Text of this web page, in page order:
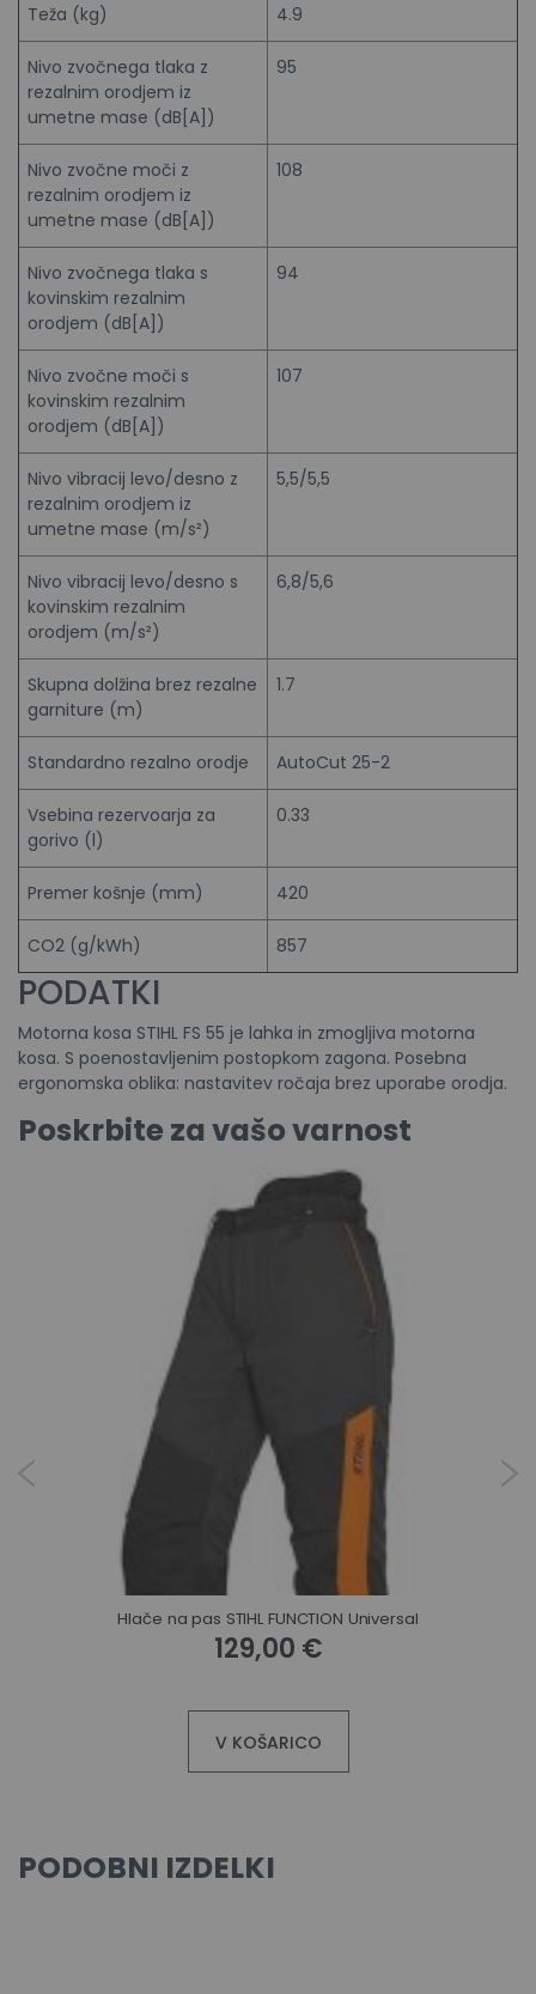
Teža (kg) 4.9
Nivo zvočnega tlaka z
rezalnim orodjem iz
umetne mase (dB[A])
95
Nivo zvočne moči z
rezalnim orodjem iz
umetne mase (dB[A])
108
Nivo zvočnega tlaka s
kovinskim rezalnim
orodjem (dB[A])
94
Nivo zvočne moči s
kovinskim rezalnim
orodjem (dB[A])
107
Nivo vibracij levo/desno z
rezalnim orodjem iz
umetne mase (m/s²)
5,5/5,5
Nivo vibracij levo/desno s
kovinskim rezalnim
orodjem (m/s²)
6,8/5,6
Skupna dolžina brez rezalne
garniture (m)
1.7
Standardno rezalno orodje AutoCut 25-2
Vsebina rezervoarja za
gorivo (l)
0.33
Premer košnje (mm) 420
CO2 (g/kWh) 857
PODATKI
Motorna kosa STIHL FS 55 je lahka in zmogljiva motorna
kosa. S poenostavljenim postopkom zagona. Posebna
ergonomska oblika: nastavitev ročaja brez uporabe orodja.
Poskrbite za vašo varnost
Hlače na pas STIHL FUNCTION Universal
129,00 €
V KOŠARICO
PODOBNI IZDELKI